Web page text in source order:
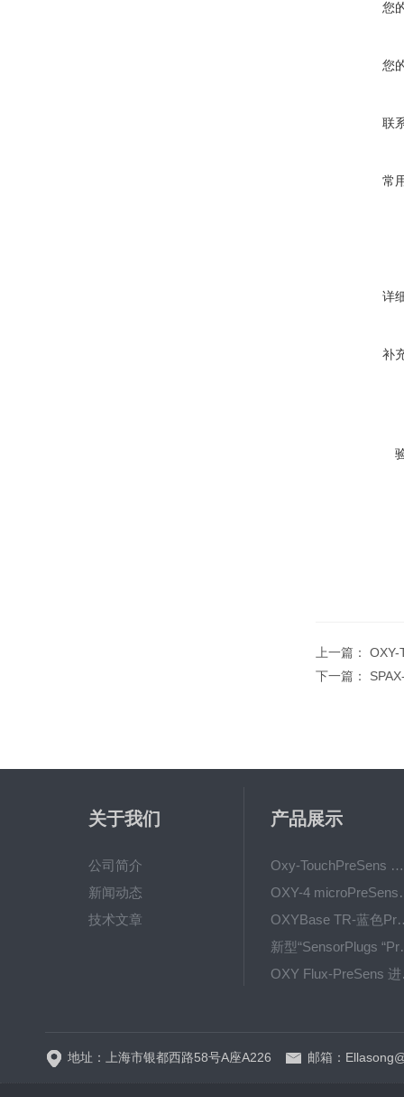
您
您
联
常
详
补
上一篇： OXY-
下一篇：
关于我们
公司简介
新闻动态
技术文章
产品展示
Oxy-TouchPreSens 氧分析仪 多孔培养容器监测
OXY-4
OXYBase TR-蓝色
新型
地址：上海市银都西路58号A座A226 邮箱：